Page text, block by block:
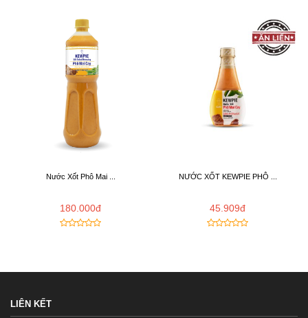
Nước Xốt Phô Mai ...
180.000đ
NƯỚC XỐT KEWPIE PHÔ ...
45.909đ
LIÊN KẾT